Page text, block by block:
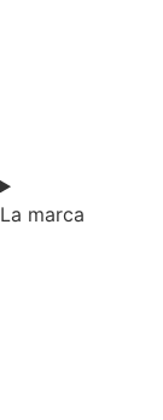
La marca​